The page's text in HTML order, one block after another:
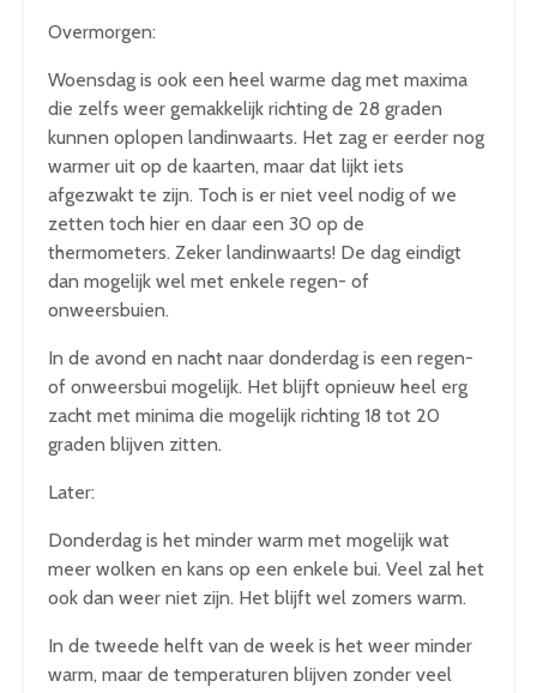
Overmorgen:
Woensdag is ook een heel warme dag met maxima
die zelfs weer gemakkelijk richting de 28 graden
kunnen oplopen landinwaarts. Het zag er eerder nog
warmer uit op de kaarten, maar dat lijkt iets
afgezwakt te zijn. Toch is er niet veel nodig of we
zetten toch hier en daar een 30 op de
thermometers. Zeker landinwaarts! De dag eindigt
dan mogelijk wel met enkele regen- of
onweersbuien.
In de avond en nacht naar donderdag is een regen-
of onweersbui mogelijk. Het blijft opnieuw heel erg
zacht met minima die mogelijk richting 18 tot 20
graden blijven zitten.
Later:
Donderdag is het minder warm met mogelijk wat
meer wolken en kans op een enkele bui. Veel zal het
ook dan weer niet zijn. Het blijft wel zomers warm.
In de tweede helft van de week is het weer minder
warm, maar de temperaturen blijven zonder veel